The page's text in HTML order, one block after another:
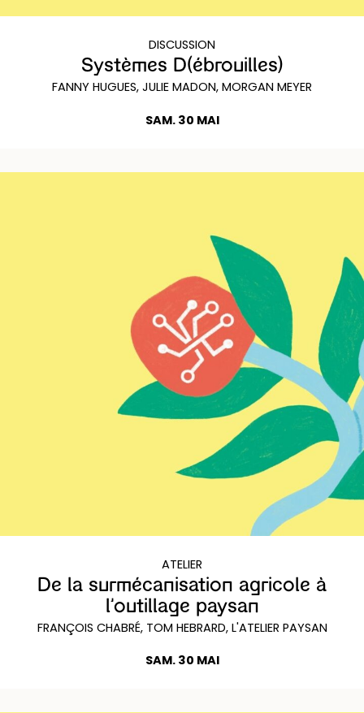
DISCUSSION
Systèmes D(ébrouilles)
FANNY HUGUES, JULIE MADON, MORGAN MEYER
SAM. 30 MAI
ATELIER
De la surmécanisation agricole à
l’outillage paysan
FRANÇOIS CHABRÉ, TOM HEBRARD, L'ATELIER PAYSAN
SAM. 30 MAI